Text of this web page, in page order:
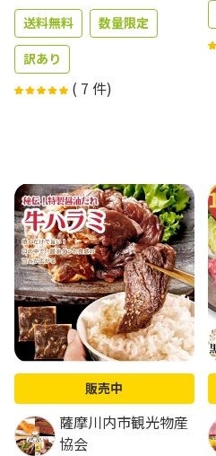
送料無料
数量限定
訳あり
( 7 件)
販売中
薩摩川内市観光物産
協会